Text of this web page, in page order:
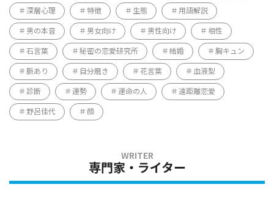
深層心理 特徴 生態 用語解説
男の本音 男女向け 男性向け 相性
石言葉 秘密の恋愛研究所 結婚 胸キュン
脈あり 自分磨き 花言葉 血液型
診断 運勢 運命の人 遠距離恋愛
野呂佳代 顔
専門家・ライター